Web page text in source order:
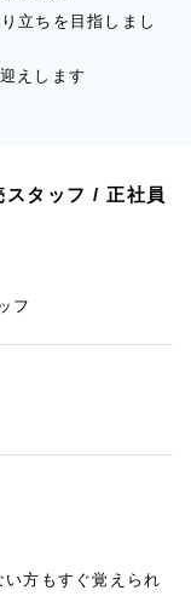
立ちを目指しまし
えします
スタッフ / 正社員
フ
い方もすぐ覚えられ